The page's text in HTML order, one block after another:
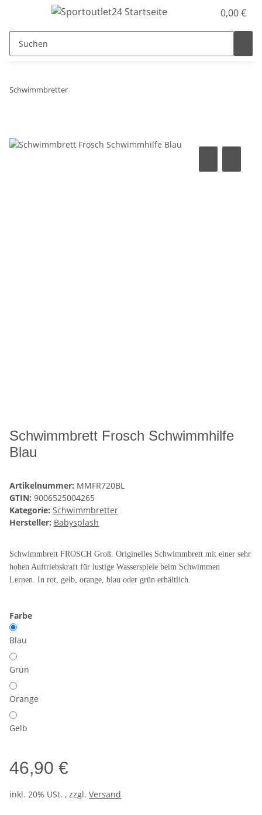
0,00 €
Schwimmbretter
Schwimmbrett Frosch Schwimmhilfe
Blau
Artikelnummer: MMFR720BL
GTIN: 9006525004265
Kategorie: Schwimmbretter
Hersteller: Babysplash
Schwimmbrett FROSCH Groß. Originelles Schwimmbrett mit einer sehr
hohen Auftriebskraft für lustige Wasserspiele beim Schwimmen
Lernen. In rot, gelb, orange, blau oder grün erhältlich.
Farbe
Blau
Grün
Orange
Gelb
46,90 €
inkl. 20% USt. , zzgl. Versand